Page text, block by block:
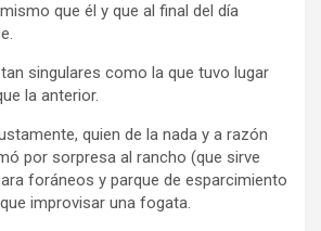
que él y que al final del día
singulares como la que tuvo lugar
la anterior.
quien de la nada y a razón
por sorpresa al rancho (que sirve
foráneos y parque de esparcimiento
improvisar una fogata.